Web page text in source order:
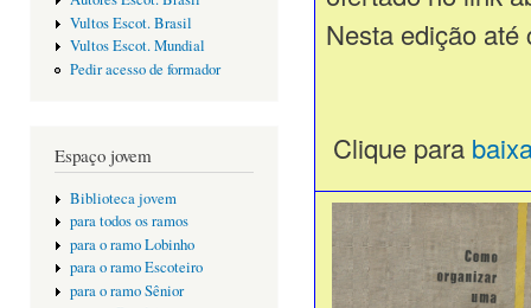
Vultos Escot. Brasil
Vultos Escot. Mundial
Pedir acesso de formador
Espaço jovem
Biblioteca jovem
para todos os ramos
para o ramo Lobinho
para o ramo Escoteiro
para o ramo Sênior
Nesta edição
Clique para